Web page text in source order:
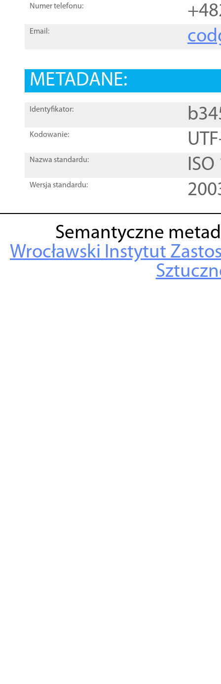
Numer telefonu:
Email:
METADANE:
Identyfikator:
Kodowanie:
Nazwa standardu:
Wersja standardu:
Semantyczne
Wrocławski Instytut